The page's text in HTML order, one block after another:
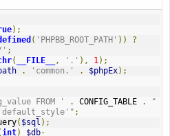
);
( 'PHPBB_ROOT_PATH' ))
?
' ;
( __FILE__ , '.' ), 1);
. 'common.' . $phpEx);
FROM ' . CONFIG_TABLE .
"
'default_style'" ;
( $sql );
int) $db-